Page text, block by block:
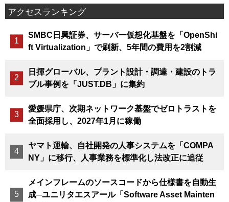
アクセスランキング
SMBC日興証券、サーバー仮想化基盤を「OpenShi
ft Virtualization」で刷新、5年間の費用を2割減
日揮グローバル、プラント設計・調達・建設のトラ
ブル事例を「JUST.DB」に集約
愛媛県庁、次期ネットワーク基盤でゼロトラストを
全面採用し、2027年1月に稼働
ヤマト運輸、自社開発の人事システムを「COMPA
NY」に移行、人事業務を標準化し法改正に追従
メインフレームのソースコードから仕様書を自動生
成─ユニリタエスアール「Software Asset Mainten